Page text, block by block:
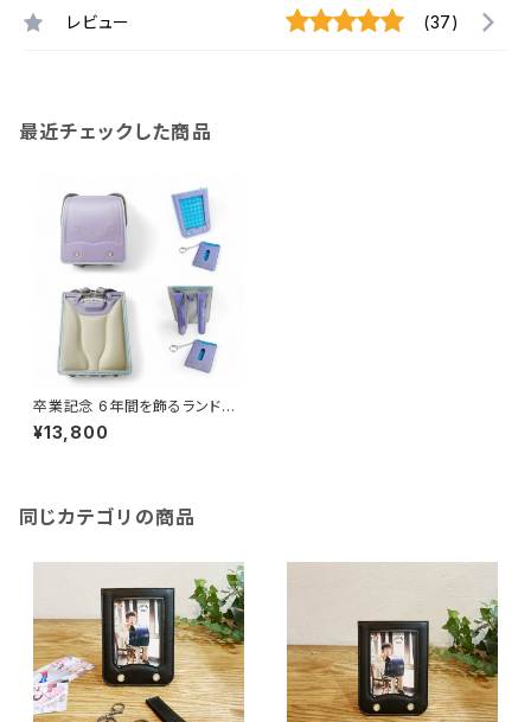
レビュー (37)
最近チェックした商品
卒業記念 6年間を飾るランドセ
ルフレーム （ランドセルリメイ
ク） パスケースセット
¥13,800
同じカテゴリの商品